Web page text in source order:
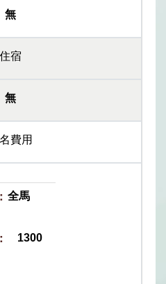
無
住宿
無
費用
全馬
1300